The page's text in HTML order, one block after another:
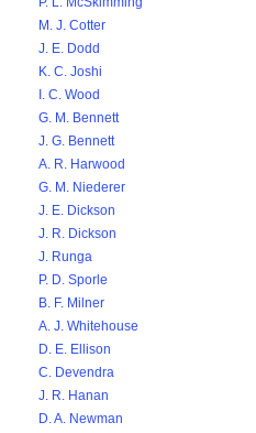
M. J. Cotter
J. E. Dodd
K. C. Joshi
I. C. Wood
G. M. Bennett
J. G. Bennett
A. R. Harwood
G. M. Niederer
J. E. Dickson
J. R. Dickson
J. Runga
P. D. Sporle
B. F. Milner
A. J. Whitehouse
D. E. Ellison
C. Devendra
J. R. Hanan
D. A. Newman